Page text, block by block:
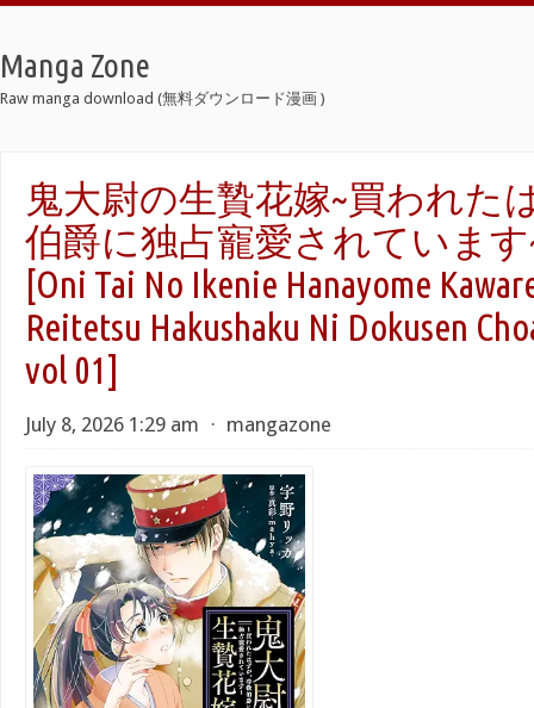
Manga Zone
Raw manga download (無料ダウンロード漫画 )
鬼大尉の生贄花嫁~買われた
伯爵に独占寵愛されています
[Oni Tai No Ikenie Hanayome
Reitetsu Hakushaku Ni Dokusen
vol 01]
July 8, 2026 1:29 am ⋅ mangazone